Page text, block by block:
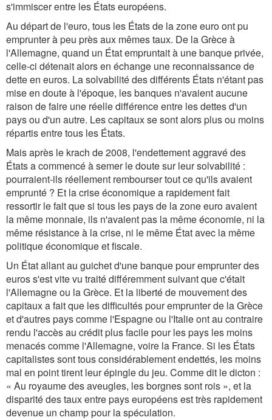
s'immiscer entre les États européens.
Au départ de l'euro, tous les États de la zone euro ont pu
emprunter à peu près aux mêmes taux. De la Grèce à
l'Allemagne, quand un État empruntait à une banque privée,
celle-ci détenait alors en échange une reconnaissance de
dette en euros. La solvabilité des différents États n'étant pas
mise en doute à l'époque, les banques n'avaient aucune
raison de faire une réelle différence entre les dettes d'un
pays ou d'un autre. Les capitaux se sont alors plus ou moins
répartis entre tous les États.
Mais après le krach de 2008, l'endettement aggravé des
États a commencé à semer le doute sur leur solvabilité :
pourraient-ils réellement rembourser tout ce qu'ils avaient
emprunté ? Et la crise économique a rapidement fait
ressortir le fait que si tous les pays de la zone euro avaient
la même monnaie, ils n'avaient pas la même économie, ni la
même résistance à la crise, ni le même État avec la même
politique économique et fiscale.
Un État allant au guichet d'une banque pour emprunter des
euros s'est vite vu traité différemment suivant que c'était
l'Allemagne ou la Grèce. Et la liberté de mouvement des
capitaux a fait que les difficultés pour emprunter de la Grèce
et d'autres pays comme l'Espagne ou l'Italie ont au contraire
rendu l'accès au crédit plus facile pour les pays les moins
menacés comme l'Allemagne, voire la France. Si les États
capitalistes sont tous considérablement endettés, les moins
mal en point tirent leur épingle du jeu. Comme dit le dicton :
« Au royaume des aveugles, les borgnes sont rois », et la
disparité des taux entre pays européens est très rapidement
devenue un champ pour la spéculation.